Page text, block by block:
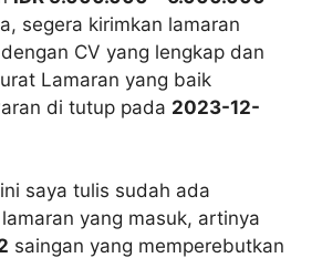
segera kirimkan lamaran
CV yang lengkap dan
Lamaran yang baik
di tutup pada 2023-12-
saya tulis sudah ada
lamaran yang masuk, artinya
saingan yang memperebutkan